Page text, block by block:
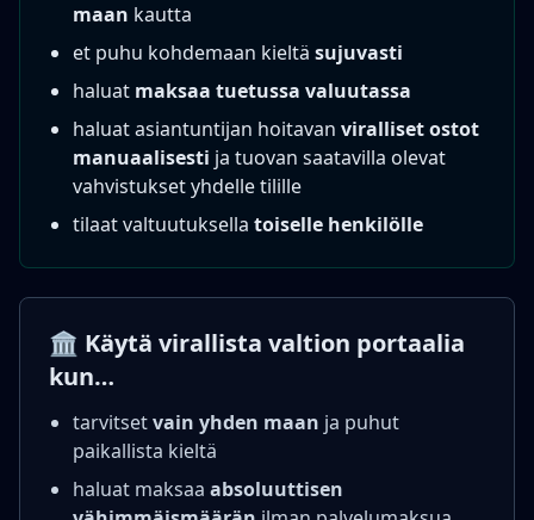
maan kautta
et puhu kohdemaan kieltä sujuvasti
haluat maksaa tuetussa valuutassa
haluat asiantuntijan hoitavan viralliset ostot
manuaalisesti ja tuovan saatavilla olevat
vahvistukset yhdelle tilille
tilaat valtuutuksella toiselle henkilölle
🏛️ Käytä virallista valtion portaalia
kun…
tarvitsetvain yhden maan ja puhut
paikallista kieltä
haluat maksaa absoluuttisen